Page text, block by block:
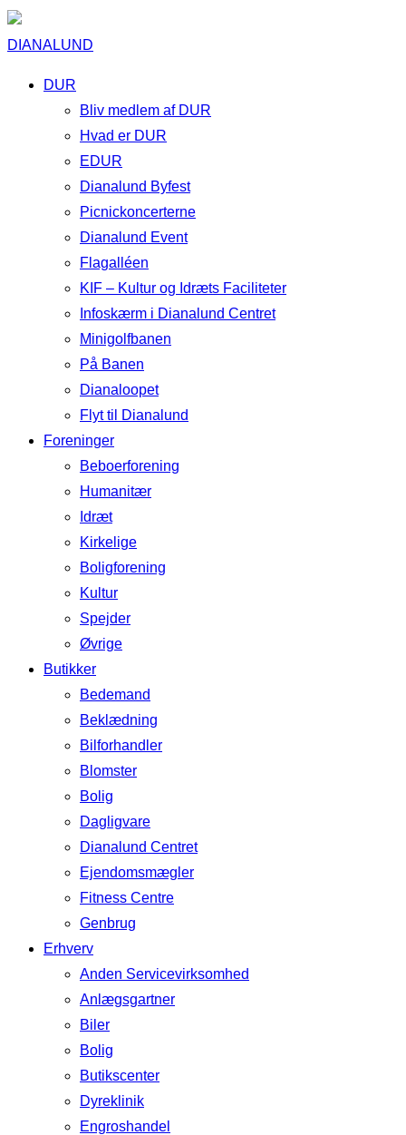
DIANALUND
DUR
Bliv medlem af DUR
Hvad er DUR
EDUR
Dianalund Byfest
Picnickoncerterne
Dianalund Event
Flagalléen
KIF – Kultur og Idræts Faciliteter
Infoskærm i Dianalund Centret
Minigolfbanen
På Banen
Dianaloopet
Flyt til Dianalund
Foreninger
Beboerforening
Humanitær
Idræt
Kirkelige
Boligforening
Kultur
Spejder
Øvrige
Butikker
Bedemand
Beklædning
Bilforhandler
Blomster
Bolig
Dagligvare
Dianalund Centret
Ejendomsmægler
Fitness Centre
Genbrug
Erhverv
Anden Servicevirksomhed
Anlægsgartner
Biler
Bolig
Butikscenter
Dyreklinik
Engroshandel